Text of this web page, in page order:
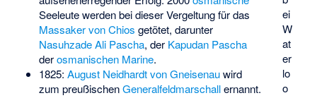
ei
W
at
er
lo
o
Seeleute werden bei dieser Vergeltung für das
Massaker von Chios getötet, darunter
Nasuhzade Ali Pascha, der Kapudan Pascha
derosmanischen Marine.
1825: August Neidhardt von Gneisenauwird
zum preußischenGeneralfeldmarschallernannt.